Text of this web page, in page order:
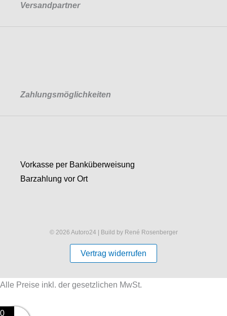
Versandpartner
Zahlungsmöglichkeiten
Vorkasse per Banküberweisung
Barzahlung vor Ort
© 2026 Autoro24 | Build by René Rosenberger
Vertrag widerrufen
Alle Preise inkl. der gesetzlichen MwSt.
0